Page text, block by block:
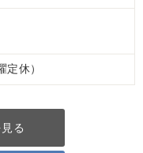
休）
る